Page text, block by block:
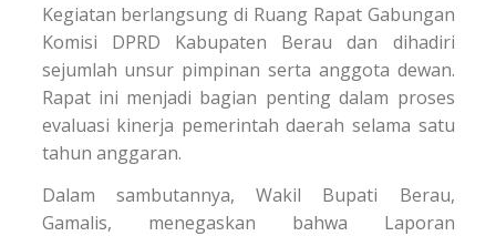
Kegiatan berlangsung di Ruang Rapat Gabungan
Komisi DPRD Kabupaten Berau dan dihadiri
sejumlah unsur pimpinan serta anggota dewan.
Rapat ini menjadi bagian penting dalam proses
evaluasi kinerja pemerintah daerah selama satu
tahun anggaran.
Dalam sambutannya, Wakil Bupati Berau,
Gamalis, menegaskan bahwa Laporan